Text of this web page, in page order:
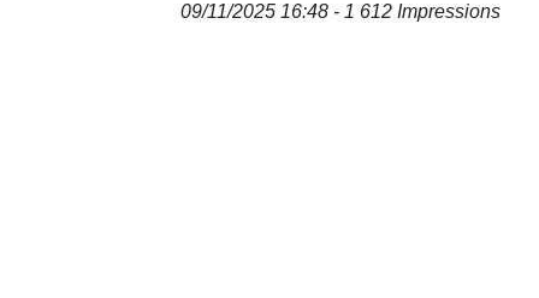
09/11/2025 16:48 - 1 612 Impressions